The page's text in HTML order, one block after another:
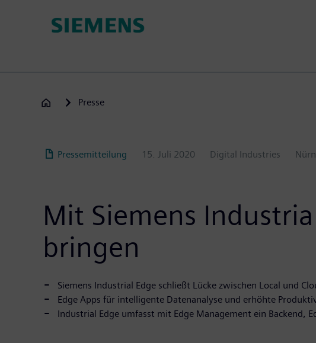
Presse
Pressemitteilung 15. Juli 2020 Digital Industries
Mit Siemens
bringen
Siemens Industrial Edge schließt Lücke zwischen Local und
Edge Apps für intelligente Datenanalyse und erhöhte
Industrial Edge umfasst mit Edge Management ein Backend,